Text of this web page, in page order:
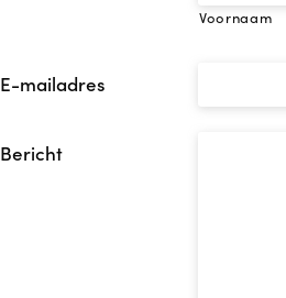
Voornaam
E-mailadres
Bericht